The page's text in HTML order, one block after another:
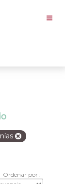
Ordenar por